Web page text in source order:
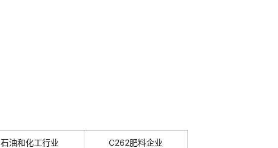
石油和化工行业 C262肥料企业